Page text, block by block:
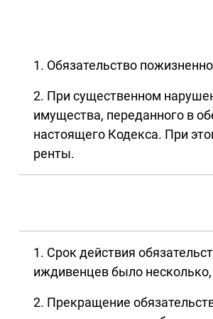
1. Обязательство
2. При существенном
имущества, переданного в
настоящего Кодекса. При
ренты.
1. Срок действия
иждивенцев было
2. Прекращение